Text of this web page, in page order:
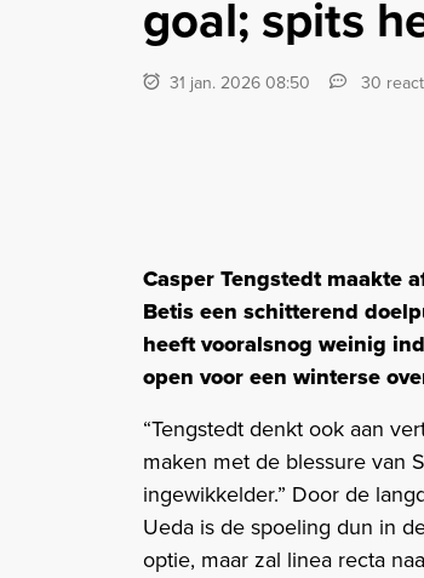
goal; spits
31 jan. 2026 08:50 30
Casper Tengstedt maakte
Betis een schitterend
heeft vooralsnog weinig
open voor een winterse
“Tengstedt denkt ook aan
maken met de blessure van
ingewikkelder.” Door de
Ueda is de spoeling dun in
optie, maar zal linea recta